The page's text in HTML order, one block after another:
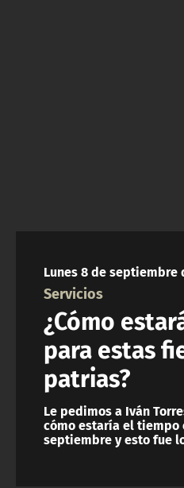
Lunes 8 de septiembre
Servicios
¿Cómo
para estas
patrias?
Le pedimos a Iván
cómo estaría el tiempo
septiembre y esto fue